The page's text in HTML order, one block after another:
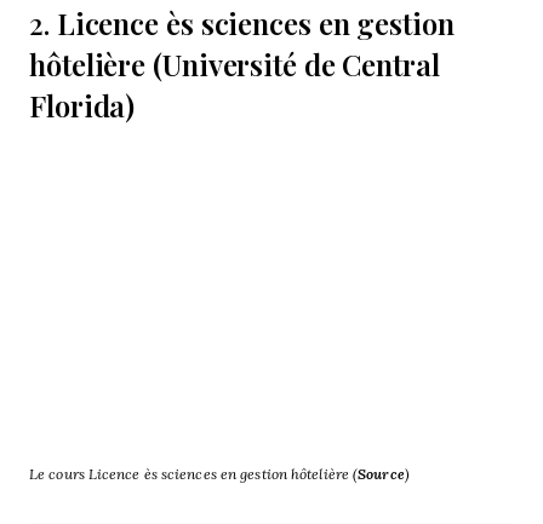
2. Licence ès sciences en gestion
hôtelière (Université de Central
Florida)
Le cours Licence ès sciences en gestion hôtelière (Source)